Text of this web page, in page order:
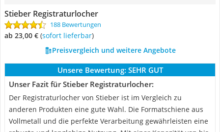
Stieber Registraturlocher
188 Bewertungen
ab 23,00 € ( Sofort lieferbar)
Preisvergleich und weitere Angebote
Unsere Bewertung: SEHR GUT
Unser Fazit für Stieber Registraturlocher:
Der Registraturlocher von Stieber ist im Vergleich zu
anderen Produkten eine gute Wahl. Die Formatschiene aus
Vollmetall und die perfekte Verarbeitung gewährleisten eine